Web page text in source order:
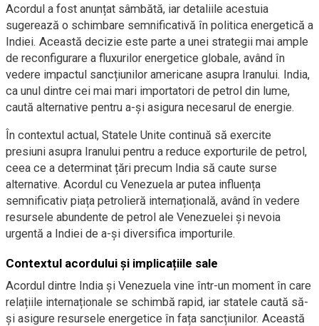
Acordul a fost anunțat sâmbătă, iar detaliile acestuia
sugerează o schimbare semnificativă în politica energetică a
Indiei. Această decizie este parte a unei strategii mai ample
de reconfigurare a fluxurilor energetice globale, având în
vedere impactul sancțiunilor americane asupra Iranului. India,
ca unul dintre cei mai mari importatori de petrol din lume,
caută alternative pentru a-și asigura necesarul de energie.
În contextul actual, Statele Unite continuă să exercite
presiuni asupra Iranului pentru a reduce exporturile de petrol,
ceea ce a determinat țări precum India să caute surse
alternative. Acordul cu Venezuela ar putea influența
semnificativ piața petrolieră internațională, având în vedere
resursele abundente de petrol ale Venezuelei și nevoia
urgentă a Indiei de a-și diversifica importurile.
Contextul acordului și implicațiile sale
Acordul dintre India și Venezuela vine într-un moment în care
relațiile internaționale se schimbă rapid, iar statele caută să-
și asigure resursele energetice în fața sancțiunilor. Această